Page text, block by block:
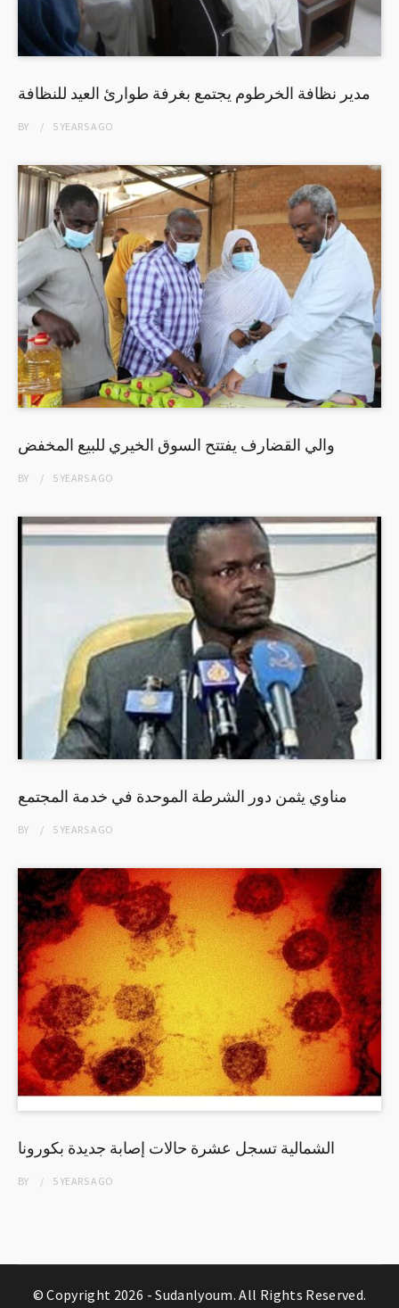
مدير نظافة الخرطوم يجتمع بغرفة طوارئ العيد للنظافة
BY 5 YEARSAGO
والي القضارف يفتتح السوق الخيري للبيع المخفض
BY 5 YEARSAGO
مناوي يثمن دور الشرطة الموحدة في خدمة المجتمع
BY 5 YEARSAGO
الشمالية تسجل عشرة حالات إصابة جديدة بكورونا
BY 5 YEARSAGO
© Copyright 2026 -Sudanlyoum. All Rights Reserved.